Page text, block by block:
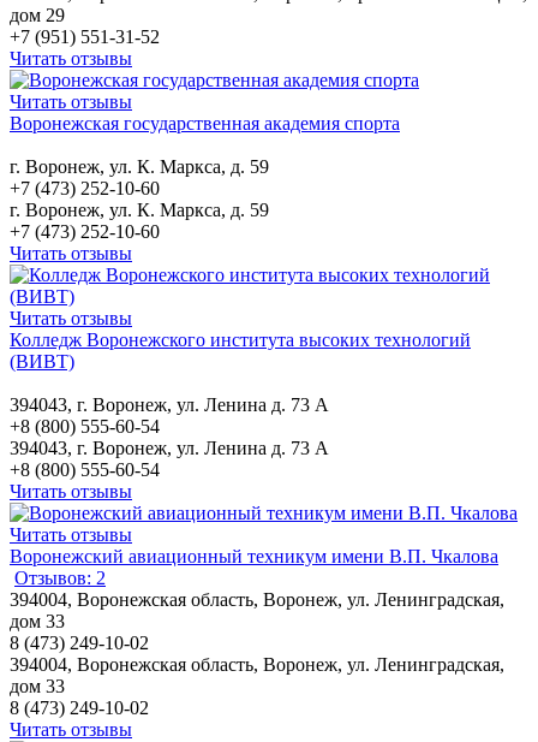
дом 29
+7 (951) 551-31-52
Читать отзывы
Читать отзывы
Воронежская государственная академия спорта
г. Воронеж, ул. К. Маркса, д. 59
+7 (473) 252-10-60
г. Воронеж, ул. К. Маркса, д. 59
+7 (473) 252-10-60
Читать отзывы
Читать отзывы
Колледж Воронежского института высоких технологий
(ВИВТ)
394043, г. Воронеж, ул. Ленина д. 73 А
+8 (800) 555-60-54
394043, г. Воронеж, ул. Ленина д. 73 А
+8 (800) 555-60-54
Читать отзывы
Читать отзывы
Воронежский авиационный техникум имени В.П. Чкалова
Отзывов: 2
394004, Воронежская область, Воронеж, ул. Ленинградская,
дом 33
8 (473) 249-10-02
394004, Воронежская область, Воронеж, ул. Ленинградская,
дом 33
8 (473) 249-10-02
Читать отзывы